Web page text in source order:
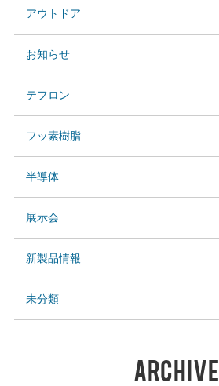
アウトドア
お知らせ
テフロン
フッ素樹脂
半導体
展示会
新製品情報
未分類
ARCHIVE